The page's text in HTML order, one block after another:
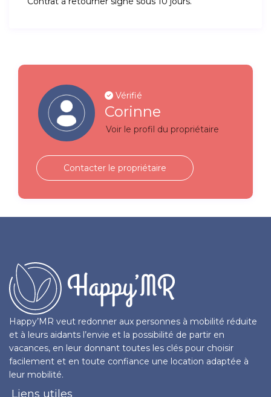
Vérifié
Corinne
Voir le profil du propriétaire
Contacter le propriétaire
Happy’MR veut redonner aux personnes à mobilité réduite
et à leurs aidants l’envie et la possibilité de partir en
vacances, en leur donnant toutes les clés pour choisir
facilement et en toute confiance une location adaptée à
leur mobilité.
Liens utiles